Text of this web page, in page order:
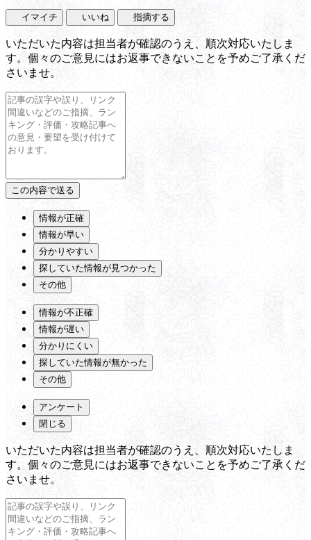
イマイチ いいね 指摘する
いただいた内容は担当者が確認のうえ、順次対応いたしま
す。個々のご意見にはお返事できないことを予めご了承くだ
さいませ。
情報が正確
情報が早い
分かりやすい
探していた情報が見つかった
その他
情報が不正確
情報が遅い
分かりにくい
探していた情報が無かった
その他
アンケート
閉じる
いただいた内容は担当者が確認のうえ、順次対応いたしま
す。個々のご意見にはお返事できないことを予めご了承くだ
さいませ。